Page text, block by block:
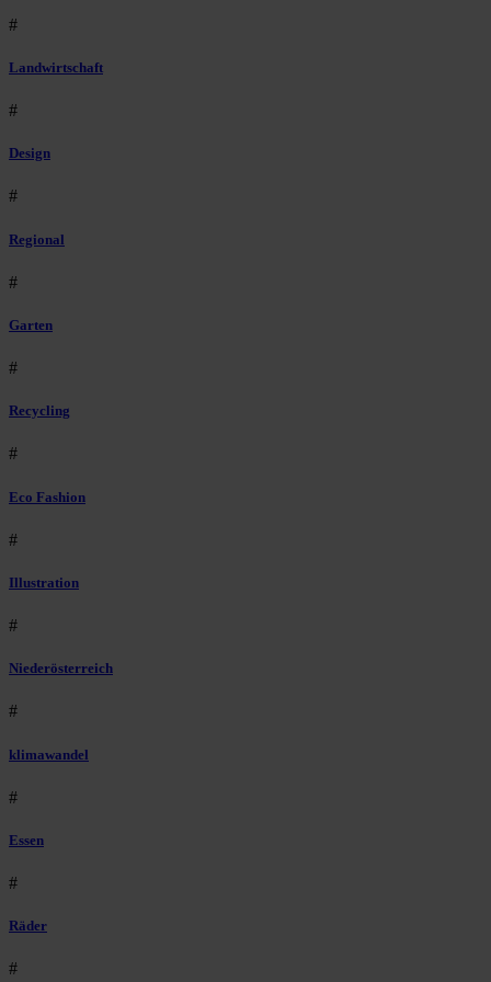
#
Landwirtschaft
#
Design
#
Regional
#
Garten
#
Recycling
#
Eco Fashion
#
Illustration
#
Niederösterreich
#
klimawandel
#
Essen
#
Räder
#